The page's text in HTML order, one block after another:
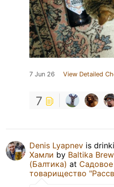
7 Jun 26 View Detailed
7
Denis Lyapnev is
Хамли by Baltika
(Балтика) at Садовое
товарищество